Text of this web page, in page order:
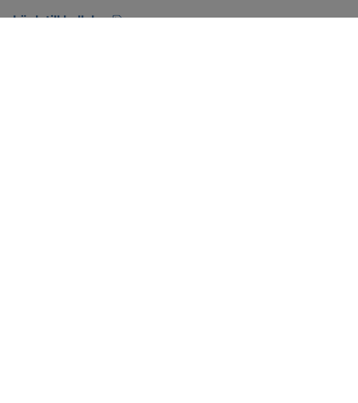
Länk till kallelse
pdf, 134.7 kB, öppnas i nytt fönster.